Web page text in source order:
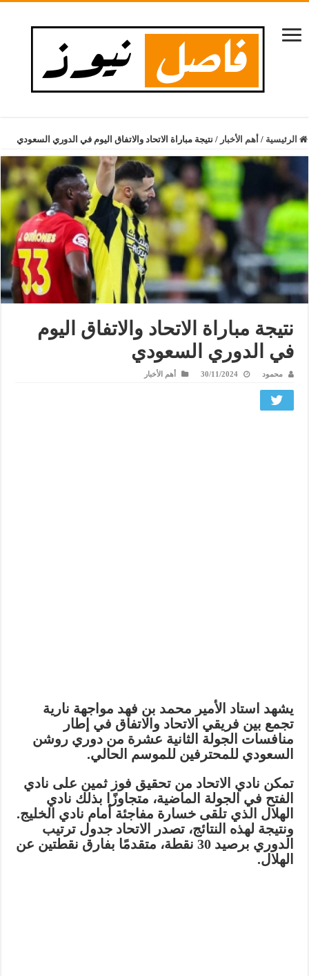
الرئيسية / أهم الأخبار / نتيجة مباراة الاتحاد والاتفاق اليوم في الدوري السعودي
نتيجة مباراة الاتحاد والاتفاق اليوم
في الدوري السعودي
محمود 30/11/2024 أهم الأخبار
يشهد استاد الأمير محمد بن فهد مواجهة نارية
تجمع بين فريقي الاتحاد والاتفاق في إطار
منافسات الجولة الثانية عشرة من دوري روشن
السعودي للمحترفين للموسم الحالي.
تمكن نادي الاتحاد من تحقيق فوز ثمين على نادي
الفتح في الجولة الماضية، متجاوزًا بذلك نادي
الهلال الذي تلقى خسارة مفاجئة أمام نادي الخليج.
ونتيجة لهذه النتائج، تصدر الاتحاد جدول ترتيب
الدوري برصيد 30 نقطة، متقدمًا بفارق نقطتين عن
الهلال.